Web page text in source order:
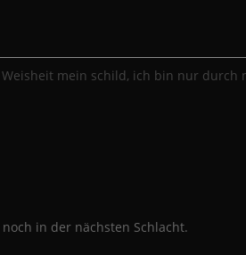
mein schild, ich bin nur
in der nächsten Schlacht.